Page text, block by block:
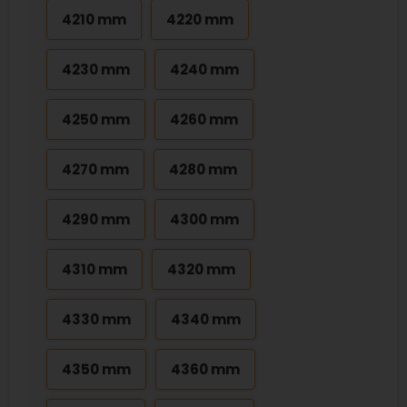
4210 mm 4220 mm
4230 mm 4240 mm
4250 mm 4260 mm
4270 mm 4280 mm
4290 mm 4300 mm
4310 mm 4320 mm
4330 mm 4340 mm
4350 mm 4360 mm